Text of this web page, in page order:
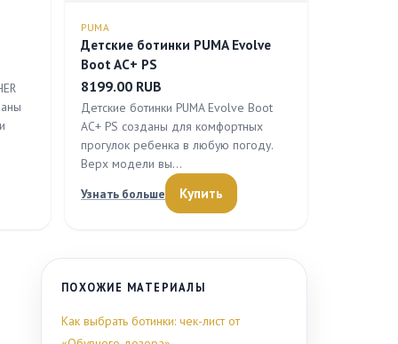
PUMA
Детские ботинки PUMA Evolve
Boot AC+ PS
8199.00 RUB
Детские ботинки PUMA Evolve Boot
AC+ PS созданы для комфортных
прогулок ребенка в любую погоду.
Верх модели вы…
Узнать больше
Купить
ПОХОЖИЕ МАТЕРИАЛЫ
Как выбрать ботинки: чек-лист от